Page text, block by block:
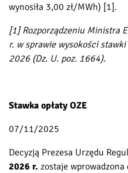
wynosiła 3,00 zł/MWh) [1].
[1] Rozporządzeniu Ministra
r. w sprawie wysokości
2026 (Dz. U. poz. 1664).
Stawka opłaty OZE
07/11/2025
Decyzją Prezesa Urzędu
2026 r. zostaje wprowadzona